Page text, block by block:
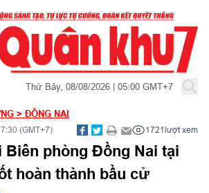
Thứ Bảy, 08/08/2026 | 05:00 GMT+7
> ĐỒNG NAI
(GMT+7) 1721lượt xem
phòng Đồng Nai tại
hoàn thành bầu cử